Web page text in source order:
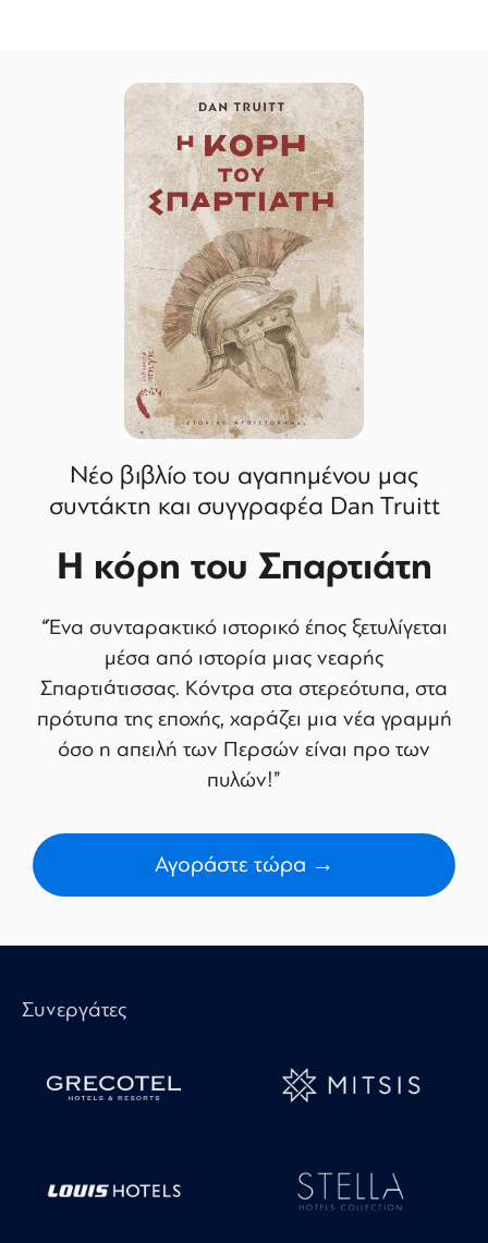
Νέο βιβλίο του αγαπημένου μας
συντάκτη και συγγραφέα Dan Truitt
Η κόρη του Σπαρτιάτη
“Ένα συνταρακτικό ιστορικό έπος ξετυλίγεται
μέσα από ιστορία μιας νεαρής
Σπαρτιάτισσας. Κόντρα στα στερεότυπα, στα
πρότυπα της εποχής, χαράζει μια νέα γραμμή
όσο η απειλή των Περσών είναι προ των
πυλών!”
Αγοράστε τώρα →
Συνεργάτες